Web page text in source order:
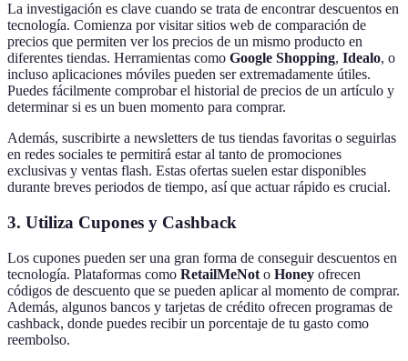
La investigación es clave cuando se trata de encontrar descuentos en
tecnología. Comienza por visitar sitios web de comparación de
precios que permiten ver los precios de un mismo producto en
diferentes tiendas. Herramientas como Google Shopping, Idealo, o
incluso aplicaciones móviles pueden ser extremadamente útiles.
Puedes fácilmente comprobar el historial de precios de un artículo y
determinar si es un buen momento para comprar.
Además, suscribirte a newsletters de tus tiendas favoritas o seguirlas
en redes sociales te permitirá estar al tanto de promociones
exclusivas y ventas flash. Estas ofertas suelen estar disponibles
durante breves periodos de tiempo, así que actuar rápido es crucial.
3. Utiliza Cupones y Cashback
Los cupones pueden ser una gran forma de conseguir descuentos en
tecnología. Plataformas como RetailMeNot o Honey ofrecen
códigos de descuento que se pueden aplicar al momento de comprar.
Además, algunos bancos y tarjetas de crédito ofrecen programas de
cashback, donde puedes recibir un porcentaje de tu gasto como
reembolso.